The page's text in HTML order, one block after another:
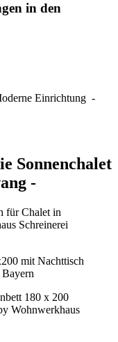
in den
Einrichtung -
Sonnenchalet
-